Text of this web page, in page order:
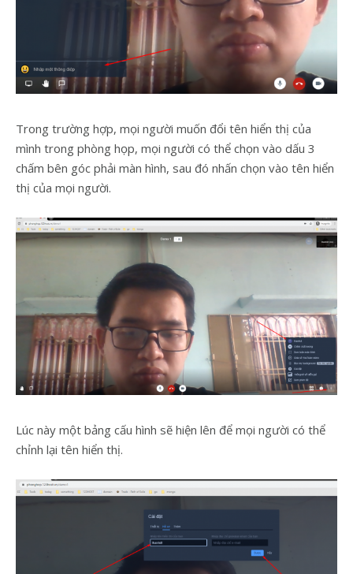
Trong trường hợp, mọi người muốn đổi tên hiển thị của
mình trong phòng họp, mọi người có thể chọn vào dấu 3
chấm bên góc phải màn hình, sau đó nhấn chọn vào tên hiển
thị của mọi người.
Lúc này một bảng cấu hình sẽ hiện lên để mọi người có thể
chỉnh lại tên hiển thị.